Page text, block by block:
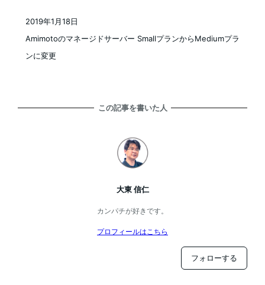
Amimotoのマネージドサーバー SmallプランからMediumプラ
ンに変更
2019年1月18日
この記事を書いた人
大東 信仁
カンパチが好きです。
プロフィールはこちら
フォローする